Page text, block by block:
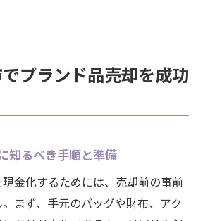
ブランド品売却を成功
知るべき手順と準備
金化するためには、売却前の事前
まず、手元のバッグや財布、アク